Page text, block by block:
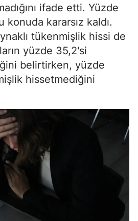
ifade etti. Yüzde
konuda kararsız kaldı.
tükenmişlik hissi de
yüzde 35,2'si
belirtirken, yüzde
hissetmediğini